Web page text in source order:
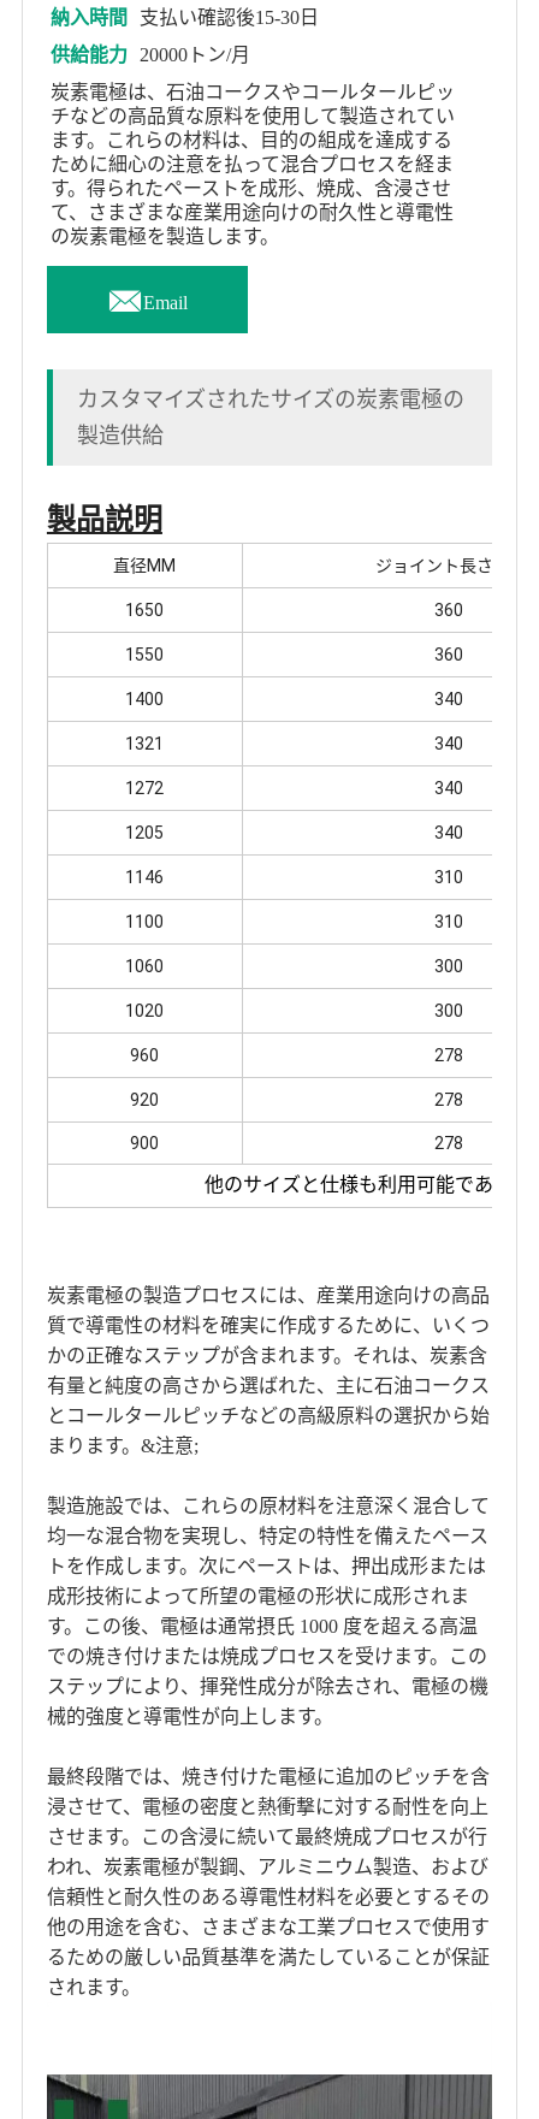
納入時間
支払い確認後15-30日
供給能力
20000トン/月
炭素電極は、石油コークスやコールタールピッ
チなどの高品質な原料を使用して製造されてい
ます。これらの材料は、目的の組成を達成する
ために細心の注意を払って混合プロセスを経ま
す。得られたペーストを成形、焼成、含浸させ
て、さまざまな産業用途向けの耐久性と導電性
の炭素電極を製造します。
Email
カスタマイズされたサイズの炭素電極の
製造供給
製品説明
直径MM ジョイント長さMM
1650 360
1550 360
1400 340
1321 340
1272 340
1205 340
1146 310
1100 310
1060 300
1020 300
960 278
920 278
900 278
他のサイズと仕様も利用可能であり
炭素電極の製造プロセスには、産業用途向けの高品
質で導電性の材料を確実に作成するために、いくつ
かの正確なステップが含まれます。それは、炭素含
有量と純度の高さから選ばれた、主に石油コークス
とコールタールピッチなどの高級原料の選択から始
まります。&注意;
製造施設では、これらの原材料を注意深く混合して
均一な混合物を実現し、特定の特性を備えたペース
トを作成します。次にペーストは、押出成形または
成形技術によって所望の電極の形状に成形されま
す。この後、電極は通常摂氏 1000 度を超える高温
での焼き付けまたは焼成プロセスを受けます。この
ステップにより、揮発性成分が除去され、電極の機
械的強度と導電性が向上します。
最終段階では、焼き付けた電極に追加のピッチを含
浸させて、電極の密度と熱衝撃に対する耐性を向上
させます。この含浸に続いて最終焼成プロセスが行
われ、炭素電極が製鋼、アルミニウム製造、および
信頼性と耐久性のある導電性材料を必要とするその
他の用途を含む、さまざまな工業プロセスで使用す
るための厳しい品質基準を満たしていることが保証
されます。